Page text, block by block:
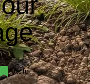
Actu